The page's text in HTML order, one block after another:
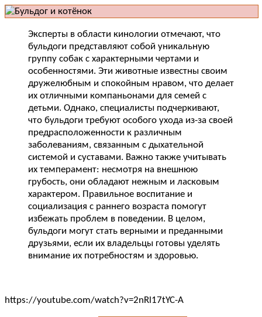
Эксперты в области кинологии отмечают, что
бульдоги представляют собой уникальную
группу собак с характерными чертами и
особенностями. Эти животные известны своим
дружелюбным и спокойным нравом, что делает
их отличными компаньонами для семей с
детьми. Однако, специалисты подчеркивают,
что бульдоги требуют особого ухода из-за своей
предрасположенности к различным
заболеваниям, связанным с дыхательной
системой и суставами. Важно также учитывать
их темперамент: несмотря на внешнюю
грубость, они обладают нежным и ласковым
характером. Правильное воспитание и
социализация с раннего возраста помогут
избежать проблем в поведении. В целом,
бульдоги могут стать верными и преданными
друзьями, если их владельцы готовы уделять
внимание их потребностям и здоровью.
https://youtube.com/watch?v=2nRl17tYC-A